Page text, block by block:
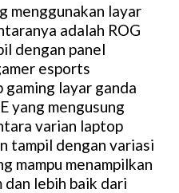
e
menggunakan layar
adalah ROG
dengan panel
esports
layar ganda
yang mengusung
varian laptop
tampil dengan variasi
mampu menampilkan
lebih baik dari